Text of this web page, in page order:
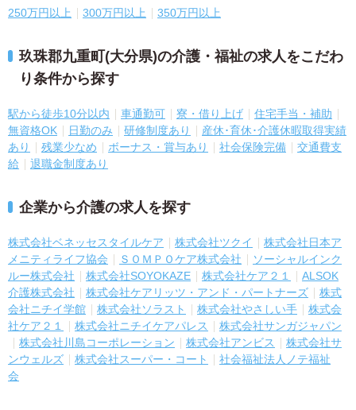
250万円以上 300万円以上 350万円以上
玖珠郡九重町(大分県)の介護・福祉の求人をこだわ
り条件から探す
駅から徒歩10分以内 車通勤可 寮・借り上げ
住宅手当・補助
無資格OK
日勤のみ 研修制度あり
産休･育休･介護休暇取得実績
あり
残業少なめ ボーナス・賞与あり 社会保険完備
交通費支
給
退職金制度あり
企業から介護の求人を探す
株式会社ベネッセスタイルケア 株式会社ツクイ
株式会社日本ア
メニティライフ協会
ＳＯＭＰＯケア株式会社
ソーシャルインク
ルー株式会社
株式会社SOYOKAZE 株式会社ケア２１
ALSOK
介護株式会社
株式会社ケアリッツ・アンド・パートナーズ
株式
会社ニチイ学館
株式会社ソラスト 株式会社やさしい手
株式会
社ケア２１
株式会社ニチイケアパレス
株式会社サンガジャパン
株式会社川島コーポレーション
株式会社アンビス
株式会社サ
ンウェルズ
株式会社スーパー・コート
社会福祉法人ノテ福祉
会